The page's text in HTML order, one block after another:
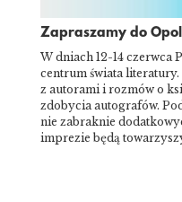
Zapraszamy do
W dniach 12-14 czerwca
centrum świata literatury.
z autorami i rozmów o
zdobycia autografów.
nie zabraknie
imprezie będą